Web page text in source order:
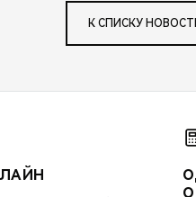
К СПИСКУ